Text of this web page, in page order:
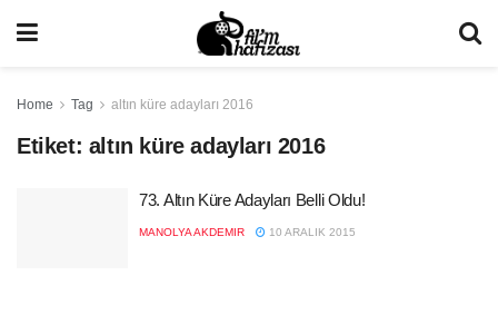
Home Tag altın küre adayları 2016
Etiket: altın küre adayları 2016
73. Altın Küre Adayları Belli Oldu!
MANOLYA AKDEMIR 10 ARALIK 2015